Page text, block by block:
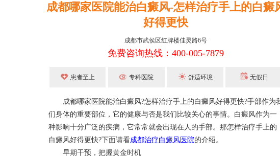
成都哪家医院能治白癜风-怎样治疗手上的白癜
好得更快
成都市武侯区红牌楼佳灵路6号
免费咨询热线：400-005-7879
患者至上 专科医院 舒适环境 无假日
成都哪家医院能治白癜风?怎样治疗手上的白癜风好得更快?手部作为
们身体的重要部位，它的健康与否是我们比较关心的事情。白癜风作为一
种影响十分广泛的疾病，它常常就会出现在人的手部。那怎样治疗手上的
白癜风好得更快?下面请看成都治疗白癜风医院的介绍。
早期干预，把握黄金时机